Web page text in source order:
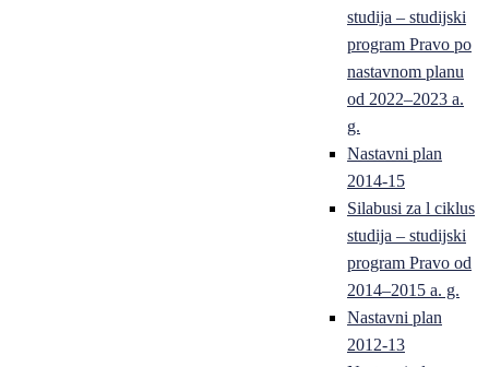
studija – studijski
program Pravo po
nastavnom planu
od 2022–2023 a.
g.
Nastavni plan
2014-15
Silabusi za l ciklus
studija – studijski
program Pravo od
2014–2015 a. g.
Nastavni plan
2012-13